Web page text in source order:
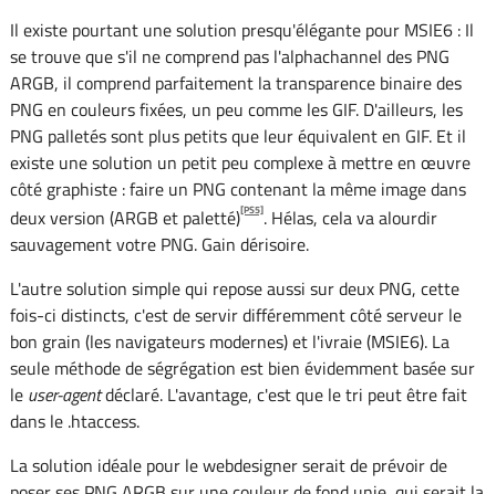
Il existe pourtant une solution presqu'élégante pour MSIE6 : Il
se trouve que s'il ne comprend pas l'alphachannel des PNG
ARGB, il comprend parfaitement la transparence binaire des
PNG en couleurs fixées, un peu comme les GIF. D'ailleurs, les
PNG palletés sont plus petits que leur équivalent en GIF. Et il
existe une solution un petit peu complexe à mettre en œuvre
côté graphiste : faire un PNG contenant la même image dans
deux version (ARGB et paletté)[PS5]. Hélas, cela va alourdir
sauvagement votre PNG. Gain dérisoire.
L'autre solution simple qui repose aussi sur deux PNG, cette
fois-ci distincts, c'est de servir différemment côté serveur le
bon grain (les navigateurs modernes) et l'ivraie (MSIE6). La
seule méthode de ségrégation est bien évidemment basée sur
le user-agentdéclaré. L'avantage, c'est que le tri peut être fait
dans le .htaccess.
La solution idéale pour le webdesigner serait de prévoir de